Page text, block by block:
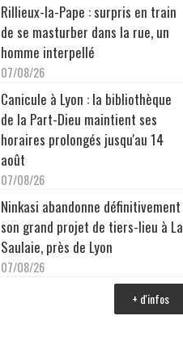
Rillieux-la-Pape : surpris en train
de se masturber dans la rue, un
homme interpellé
07/08/26
Canicule à Lyon : la bibliothèque
de la Part-Dieu maintient ses
horaires prolongés jusqu'au 14
août
07/08/26
Ninkasi abandonne définitivement
son grand projet de tiers-lieu à La
Saulaie, près de Lyon
07/08/26
+ d'infos